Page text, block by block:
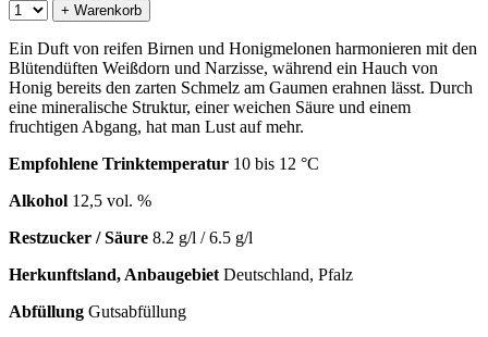
+ Warenkorb
Ein Duft von reifen Birnen und Honigmelonen harmonieren mit den
Blütendüften Weißdorn und Narzisse, während ein Hauch von
Honig bereits den zarten Schmelz am Gaumen erahnen lässt. Durch
eine mineralische Struktur, einer weichen Säure und einem
fruchtigen Abgang, hat man Lust auf mehr.
Empfohlene Trinktemperatur 10 bis 12 °C
Alkohol 12,5 vol. %
Restzucker / Säure 8.2 g/l / 6.5 g/l
Herkunftsland, Anbaugebiet Deutschland, Pfalz
Abfüllung Gutsabfüllung